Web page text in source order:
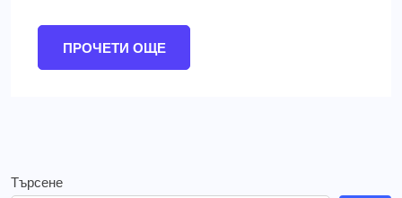
ПРОЧЕТИ ОЩЕ
Търсене